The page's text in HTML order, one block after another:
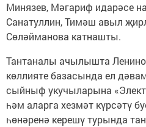
Минязев, Мәгариф идарәсе
Санатуллин, Тимәш авыл
Сөләйманова катнашты.
Тантаналы ачылышта
көллияте базасында ел
сыйныф укучыларына
һәм аларга хезмәт күрсәтү
һөнәренә керешү турында